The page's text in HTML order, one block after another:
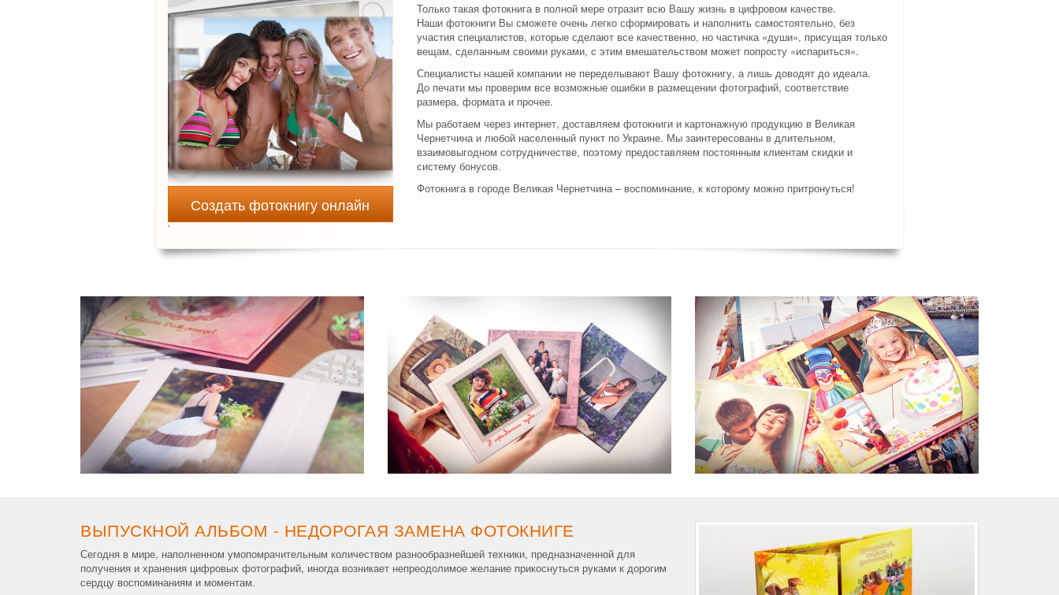
Создать фотокнигу онлайн
`
Только такая фотокнига в полной мере отразит всю Вашу жизнь в цифровом качестве.
Наши фотокниги Вы сможете очень легко сформировать и наполнить самостоятельно, без
участия специалистов, которые сделают все качественно, но частичка «души», присущая только
вещам, сделанным своими руками, с этим вмешательством может попросту «испариться».
Специалисты нашей компании не переделывают Вашу фотокнигу, а лишь доводят до идеала.
До печати мы проверим все возможные ошибки в размещении фотографий, соответствие
размера, формата и прочее.
Мы работаем через интернет, доставляем фотокниги и картонажную продукцию в Великая
Чернетчина и любой населенный пункт по Украине. Мы заинтересованы в длительном,
взаимовыгодном сотрудничестве, поэтому предоставляем постоянным клиентам скидки и
систему бонусов.
Фотокнига в городе Великая Чернетчина – воспоминание, к которому можно притронуться!
ВЫПУСКНОЙ АЛЬБОМ - НЕДОРОГАЯ ЗАМЕНА ФОТОКНИГЕ
Сегодня в мире, наполненном умопомрачительным количеством разнообразнейшей техники, предназначенной для
получения и хранения цифровых фотографий, иногда возникает непреодолимое желание прикоснуться руками к дорогим
сердцу воспоминаниям и моментам.